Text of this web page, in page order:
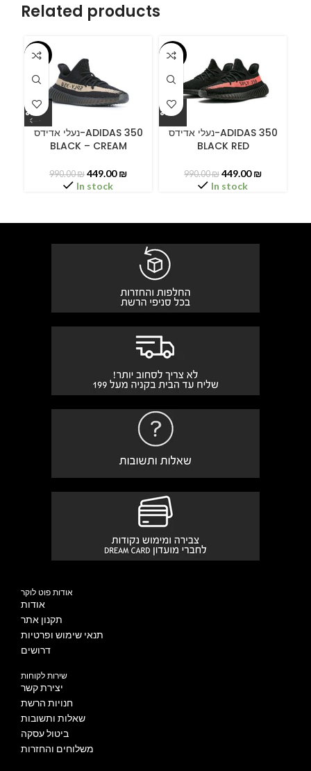
Related products
-55%
נעלי אדידס-ADIDAS 350
BLACK – CREAM
990.00₪ 449.00₪
In stock
-55%
נעלי אדידס-ADIDAS 350
BLACK RED
990.00₪ 449.00₪
In stock
אודות פוט לוקר
אודות
תקנון אתר
תנאי שימוש ופרטיות
דרושים
שירות לקוחות
יצירת קשר
חנויות הרשת
שאלות ותשובות
ביטול עסקה
משלוחים והחזרות